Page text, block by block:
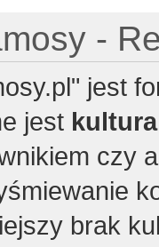
-
jest
jest
czy
brak